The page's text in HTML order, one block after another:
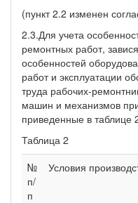
(пункт 2.2 изменен
2.3.Для учета
ремонтных работ,
особенностей
работ и эксплуатации
труда рабочих-
машин и механизмов
приведенные в таблице
Таблица 2
№
п/
п
Условия